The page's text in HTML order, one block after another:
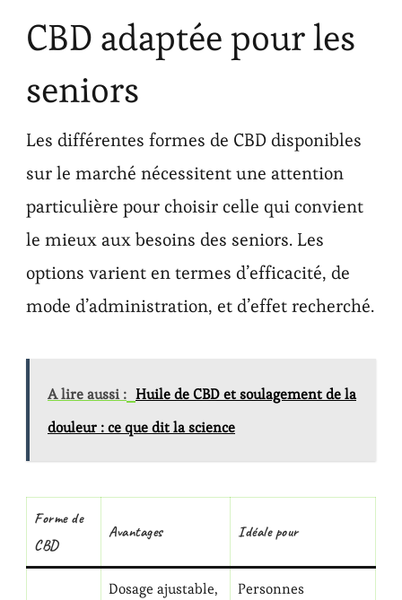
CBD adaptée pour les
seniors
Les différentes formes de CBD disponibles
sur le marché nécessitent une attention
particulière pour choisir celle qui convient
le mieux aux besoins des seniors. Les
options varient en termes d’efficacité, de
mode d’administration, et d’effet recherché.
A lire aussi : Huile de CBD et soulagement de la
douleur : ce que dit la science
Forme de
CBD
Avantages Idéale pour
Dosage ajustable,
Personnes